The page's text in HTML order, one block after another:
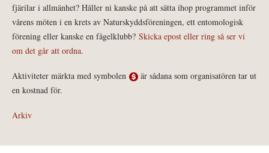
fjärilar i allmänhet? Håller ni kanske på att sätta ihop programmet inför
vårens möten i en krets av Naturskyddsföreningen, ett entomologisk
förening eller kanske en fågelklubb? Skicka epost eller ring så ser vi
om det går att ordna.
Aktiviteter märkta med symbolen
är sådana som organisatören tar ut
en kostnad för.
Arkiv